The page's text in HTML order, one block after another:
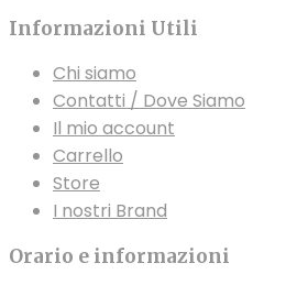
Informazioni Utili
Chi siamo
Contatti / Dove Siamo
Il mio account
Carrello
Store
I nostri Brand
Orario e informazioni